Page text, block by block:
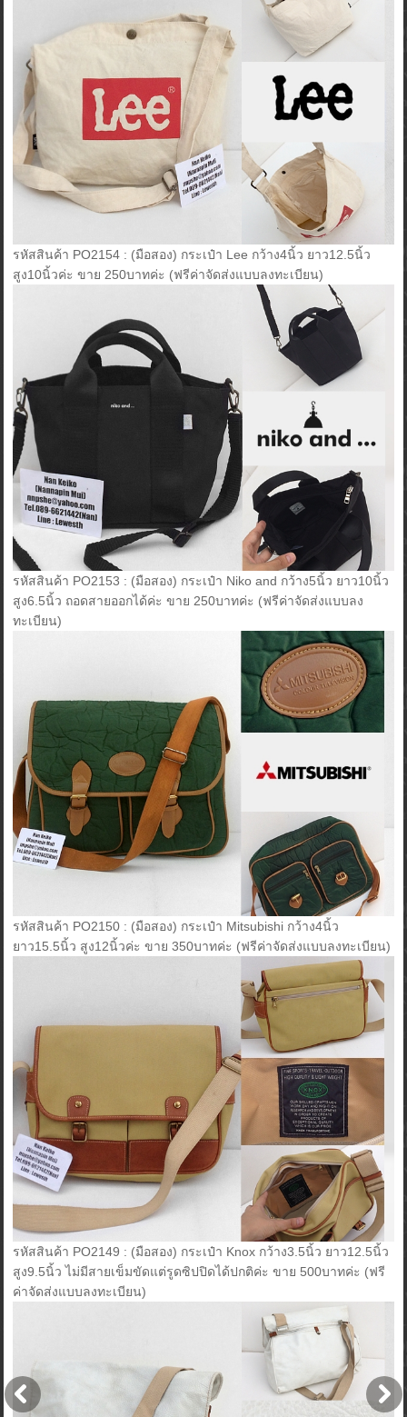
รหัสสินค้า PO2154 : (มือสอง) กระเป๋า Lee กว้าง4นิ้ว ยาว12.5นิ้ว
สูง10นิ้วค่ะ ขาย 250บาทค่ะ (ฟรีค่าจัดส่งแบบลงทะเบียน)
รหัสสินค้า PO2153 : (มือสอง) กระเป๋า Niko and กว้าง5นิ้ว ยาว10นิ้ว
สูง6.5นิ้ว ถอดสายออกได้ค่ะ ขาย 250บาทค่ะ (ฟรีค่าจัดส่งแบบลง
ทะเบียน)
รหัสสินค้า PO2150 : (มือสอง) กระเป๋า Mitsubishi กว้าง4นิ้ว
ยาว15.5นิ้ว สูง12นิ้วค่ะ ขาย 350บาทค่ะ (ฟรีค่าจัดส่งแบบลงทะเบียน)
รหัสสินค้า PO2149 : (มือสอง) กระเป๋า Knox กว้าง3.5นิ้ว ยาว12.5นิ้ว
สูง9.5นิ้ว ไม่มีสายเข็มขัดแต่รูดซิปปิดได้ปกติค่ะ ขาย 500บาทค่ะ (ฟรี
ค่าจัดส่งแบบลงทะเบียน)